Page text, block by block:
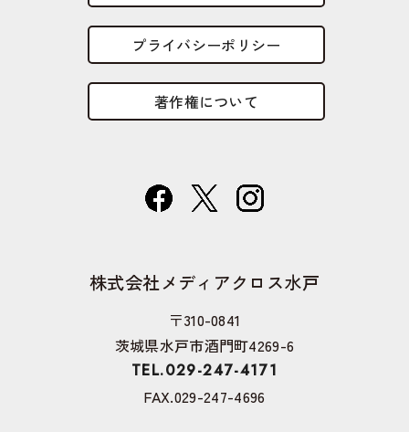
プライバシーポリシー
著作権について
株式会社メディアクロス水戸
〒310-0841
茨城県水戸市酒門町4269-6
TEL.029-247-4171
FAX.029-247-4696